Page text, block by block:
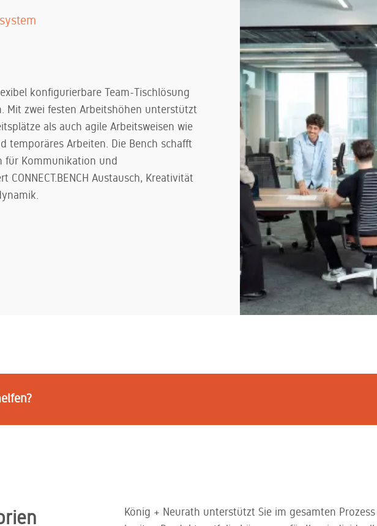
konfigurierbare Team-Tischlösung
Mit zwei festen Arbeitshöhen unterstützt
als auch agile Arbeitsweisen wie
temporäres Arbeiten. Die Bench schafft
für Kommunikation und
CONNECT.BENCH Austausch, Kreativität
König + Neurath unterstützt Sie im gesamten